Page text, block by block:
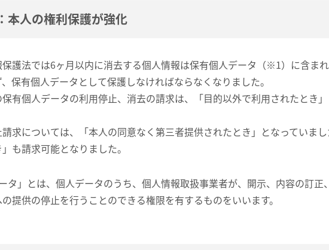
本人の権利保護が強化
護法では6ヶ月以内に消去する個人情報は保有個人データ（※1）に含ま
保有個人データとして保護しなければならなくなりました。
有個人データの利用停止、消去の請求は、「目的以外で利用されたとき
求については、「本人の同意なく第三者提供されたとき」となっていま
も請求可能となりました。
タ」とは、個人データのうち、個人情報取扱事業者が、開示、内容の訂正
提供の停止を行うことのできる権限を有するものをいいます。